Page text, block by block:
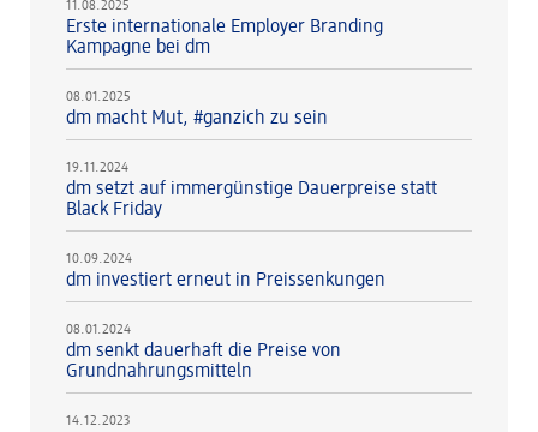
11.08.2025
Erste internationale Employer Branding
Kampagne bei dm
08.01.2025
dm macht Mut, #ganzich zu sein
19.11.2024
dm setzt auf immergünstige Dauerpreise statt
Black Friday
10.09.2024
dm investiert erneut in Preissenkungen
08.01.2024
dm senkt dauerhaft die Preise von
Grundnahrungsmitteln
14.12.2023